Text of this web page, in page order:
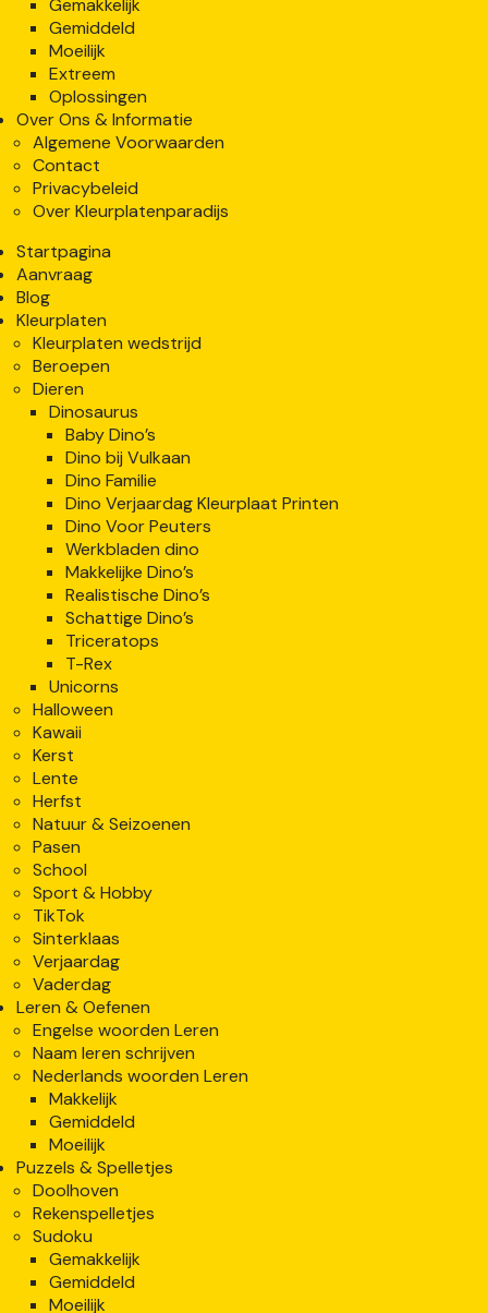
Gemakkelijk
Gemiddeld
Moeilijk
Extreem
Oplossingen
Over Ons & Informatie
Algemene Voorwaarden
Contact
Privacybeleid
Over Kleurplatenparadijs
Startpagina
Aanvraag
Blog
Kleurplaten
Kleurplaten wedstrijd
Beroepen
Dieren
Dinosaurus
Baby Dino’s
Dino bij Vulkaan
Dino Familie
Dino Verjaardag Kleurplaat Printen
Dino Voor Peuters
Werkbladen dino
Makkelijke Dino’s
Realistische Dino’s
Schattige Dino’s
Triceratops
T-Rex
Unicorns
Halloween
Kawaii
Kerst
Lente
Herfst
Natuur & Seizoenen
Pasen
School
Sport & Hobby
TikTok
Sinterklaas
Verjaardag
Vaderdag
Leren & Oefenen
Engelse woorden Leren
Naam leren schrijven
Nederlands woorden Leren
Makkelijk
Gemiddeld
Moeilijk
Puzzels & Spelletjes
Doolhoven
Rekenspelletjes
Sudoku
Gemakkelijk
Gemiddeld
Moeilijk